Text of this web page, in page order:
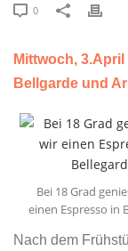
0
Mittwoch, 3.April
Bellgarde und
Bei 18 Grad
einen Espresso in
Nach dem